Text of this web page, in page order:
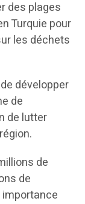
des plages
Turquie pour
les déchets
développer
de
de lutter
de
de